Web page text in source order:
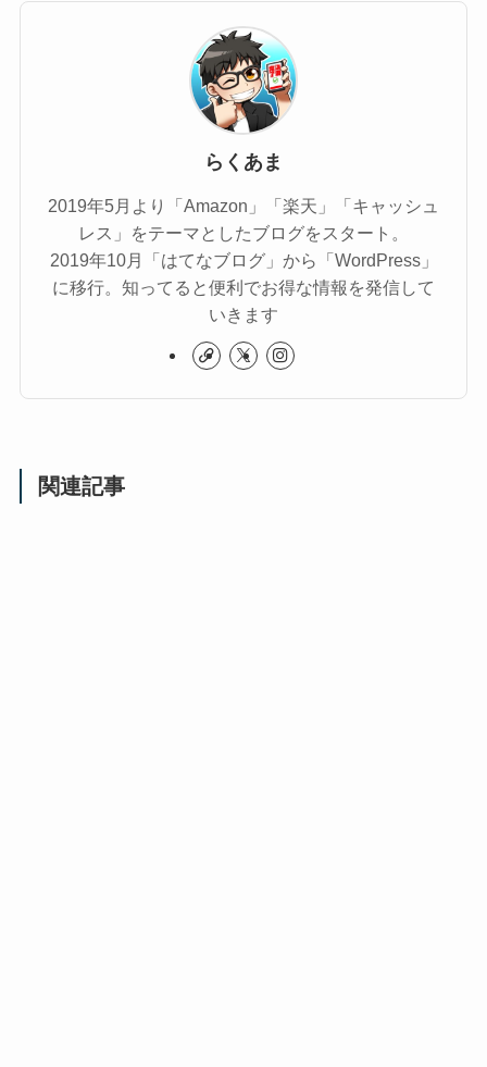
らくあま
2019年5月より「Amazon」「楽天」「キャッシュ
レス」をテーマとしたブログをスタート。
2019年10月「はてなブログ」から「WordPress」
に移行。知ってると便利でお得な情報を発信して
いきます
関連記事